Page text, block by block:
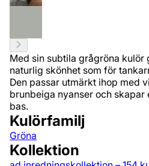
Med sin subtila grågröna kulör
naturlig skönhet som för
Den passar utmärkt ihop med
brunbeiga nyanser och skapar
bas.
Kulörfamilj
Gröna
Kollektion